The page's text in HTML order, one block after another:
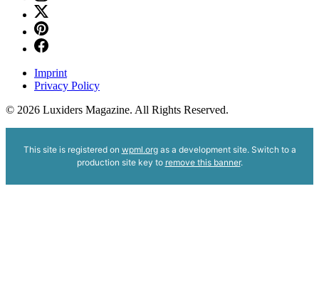
Imprint
Privacy Policy
© 2026 Luxiders Magazine. All Rights Reserved.
This site is registered on wpml.orgas a development site. Switch to a
production site key to remove this banner.